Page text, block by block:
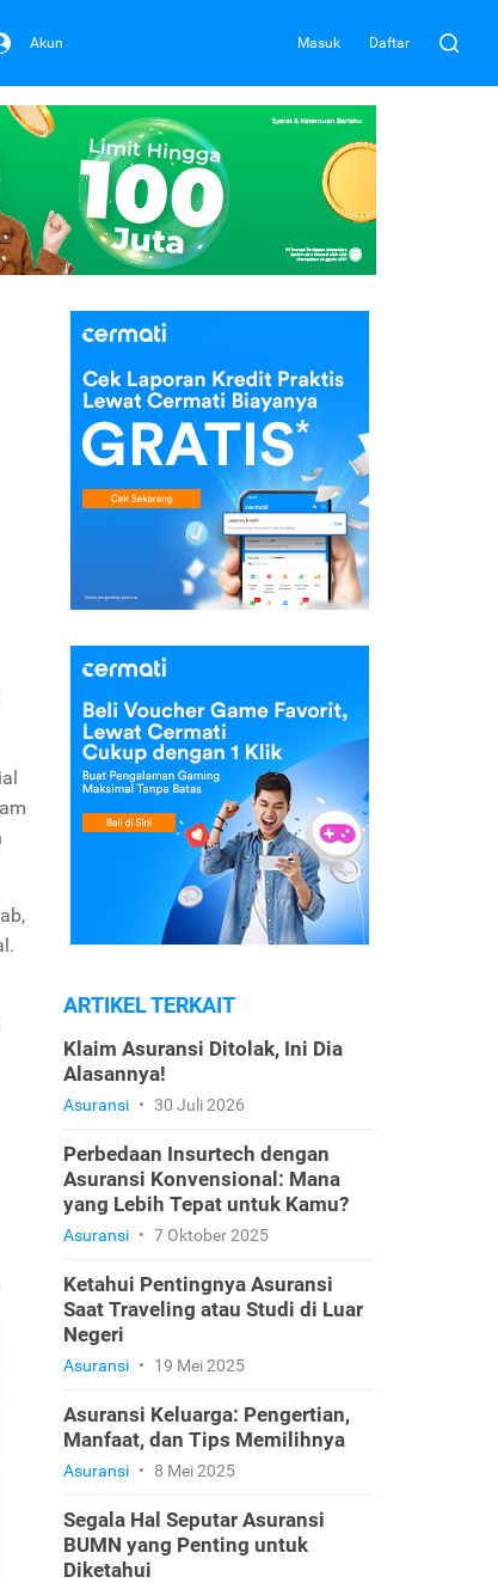
Akun Masuk Daftar
ARTIKEL TERKAIT
Klaim Asuransi Ditolak, Ini Dia
Alasannya!
Asuransi • 30 Juli 2026
Perbedaan Insurtech dengan
Asuransi Konvensional: Mana
yang Lebih Tepat untuk Kamu?
Asuransi • 7 Oktober 2025
Ketahui Pentingnya Asuransi
Saat Traveling atau Studi di Luar
Negeri
Asuransi • 19 Mei 2025
Asuransi Keluarga: Pengertian,
Manfaat, dan Tips Memilihnya
Asuransi • 8 Mei 2025
Segala Hal Seputar Asuransi
BUMN yang Penting untuk
Diketahui